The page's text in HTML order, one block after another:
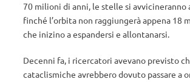
70 milioni di anni, le stelle si avvicineranno
finché l’orbita non raggiungerà appena 18
che inizino a espandersi e allontanarsi.
Decenni fa, i ricercatori avevano previsto
cataclismiche avrebbero dovuto passare a